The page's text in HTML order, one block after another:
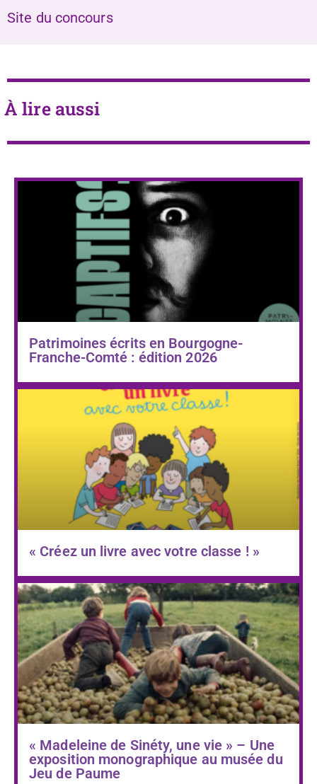
Site du concours
À lire aussi
Patrimoines écrits en Bourgogne-
Franche-Comté : édition 2026
« Créez un livre avec votre classe ! »
« Madeleine de Sinéty, une vie » – Une
exposition monographique au musée du
Jeu de Paume